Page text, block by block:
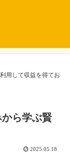
用して収益を得てお
から学ぶ賢
2025.05.18